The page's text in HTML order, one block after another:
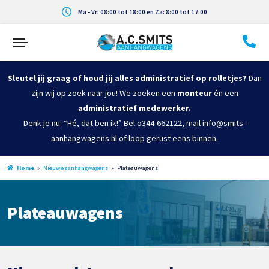
Ma - Vr: 08:00 tot 18:00 en Za: 8:00 tot 17:00
Sleutel jij graag of houd jij alles administratief op rolletjes? Dan
zijn wij op zoek naar jou! We zoeken een monteurén een
administratief medewerker.
Denk je nu: “Hé, dat ben ik!” Bel o344-662122, mail info@smits-
aanhangwagens.nl of loop gerust eens binnen.
Home » Nieuwe aanhangwagens » Plateauwagens
Plateauwagens